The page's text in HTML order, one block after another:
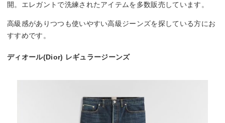
開。エレガントで洗練されたアイテムを多数販売しています。
高級感がありつつも使いやすい高級ジーンズを探している方にお
すすめです。
ディオール(Dior) レギュラージーンズ